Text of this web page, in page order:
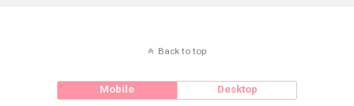
Back to top
Mobile Desktop